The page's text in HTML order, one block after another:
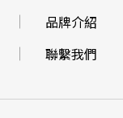
品牌介紹
聯繫我們